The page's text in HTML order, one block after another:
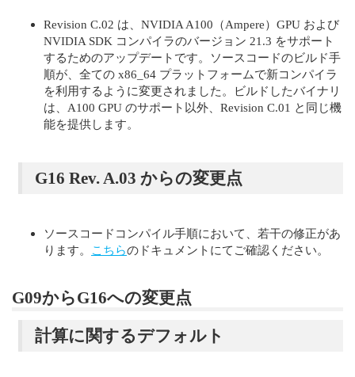
Revision C.02 は、NVIDIA A100（Ampere）GPU および
NVIDIA SDK コンパイラのバージョン 21.3 をサポート
するためのアップデートです。ソースコードのビルド手
順が、全ての x86_64 プラットフォームで新コンパイラ
を利用するように変更されました。ビルドしたバイナリ
は、A100 GPU のサポート以外、Revision C.01 と同じ機
能を提供します。
G16 Rev. A.03 からの変更点
ソースコードコンパイル手順において、若干の修正があ
ります。
こちらのドキュメントにてご確認ください。
G09からG16への変更点
計算に関するデフォルト